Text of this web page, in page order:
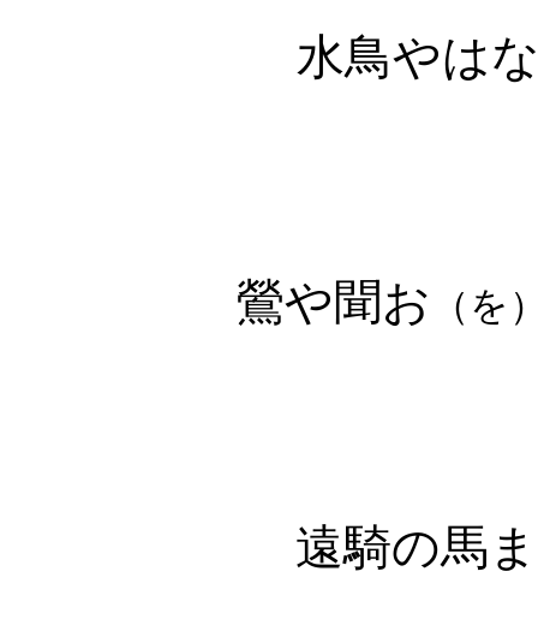
水鳥やは
鶯や聞お （を
遠騎の馬